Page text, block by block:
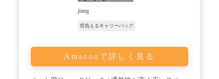
jiang
背負えるキャリーバッグ
Amazonで詳しく見る